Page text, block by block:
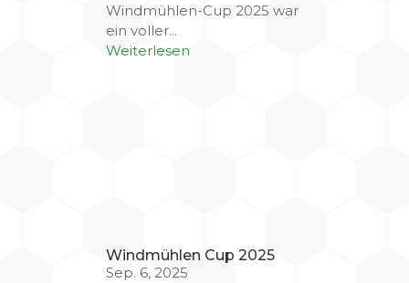
Windmühlen-Cup 2025 war
ein voller...
Weiterlesen
Windmühlen Cup 2025
Sep. 6, 2025